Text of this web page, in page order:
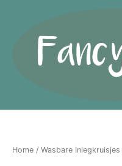
Home / Wasbare Inlegkruisjes